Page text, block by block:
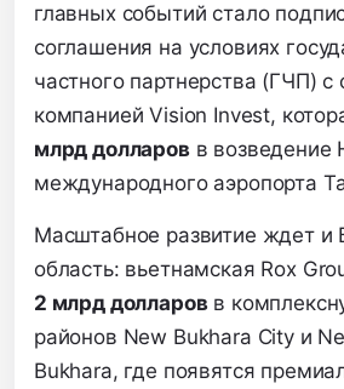
главных событий стало
соглашения на условиях
частного партнерства (ГЧП) с
компанией Vision Invest,
млрд долларовв возведение
международного аэропорта
Масштабное развитие ждет и
область: вьетнамская Rox
2 млрд долларовв
районов New Bukhara City и
Bukhara, где появятся